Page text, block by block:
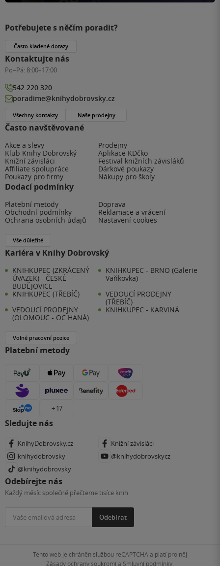
Často navštěvované
Akce a slevy
Prodejny
Klub Knihy Dobrovský
Aplikace KDčko
Knižní závisláci
Festival knižních závisláků
Affiliate spolupráce
Dárkové poukazy
Poukazy pro firmy
Nákupy pro školy
Dodací podmínky
Platební metody
Doprava
Obchodní podmínky
Reklamace a vrácení
Ochrana osobních údajů
Nastavení cookies
Vše důležité
Kariéra v Knihy Dobrovský
KNIHKUPEC (ZKRÁCENÝ
ÚVAZEK) - ČESKÉ
BUDĚJOVICE
KNIHKUPEC - BRNO (Galerie
Vaňkovka)
KNIHKUPEC (TŘEBÍČ)
VEDOUCÍ PRODEJNY
(TŘEBÍČ)
VEDOUCÍ PRODEJNY
(OLOMOUC - OC HANÁ)
KNIHKUPEC - KARVINÁ
Volné pracovní pozice
Platební metody
+ 17
Sledujte nás
KnihyDobrovsky.cz
Knižní závisláci
knihydobrovsky
@knihydobrovskycz
@knihydobrovsky
Odebírejte nás
Každý měsíc společně přečteme tisíce knih
Odebírat
Potřebujete s něčím poradit?
Často kladené dotazy
Kontaktujte nás
Po–Pá: 8:00–17:00
542 220 320
poradime@knihydobrovsky.cz
Všechny kontakty Naše prodejny
Tento web je chráněn službou reCAPTCHA a platí pro něj
Zásady ochrany soukromía Smluvní podmínky